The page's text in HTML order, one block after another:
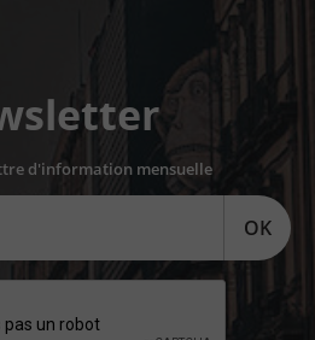
d'information mensuelle
OK